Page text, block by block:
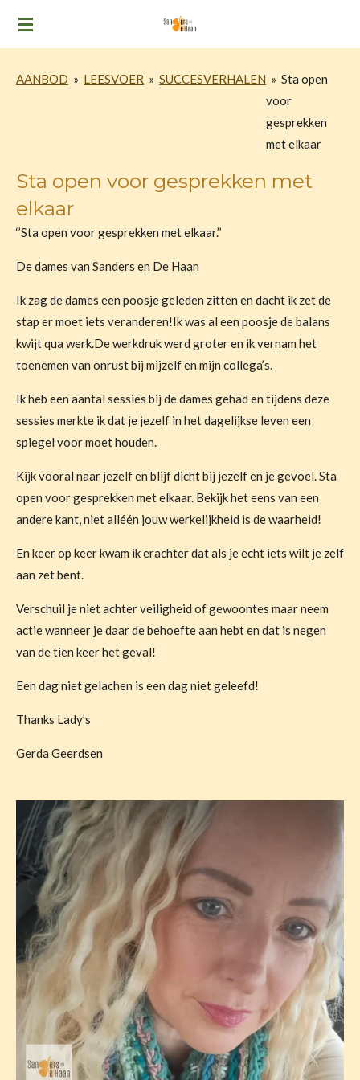
Ga
deAANBOD » LEESVOER » SUCCESVERHALEN » Sta open
voor
gesprekken
met elkaar
Sta open voor gesprekken met
elkaar
‘’Sta open voor gesprekken met elkaar.’’
Dedames van Sanders en De Haan
Ik zag de dames een poosje geleden zitten en dacht ik zet de
stap er moet iets veranderen!Ik was al een poosje de balans
kwijt qua werk.De werkdruk werd groter en ik vernam het
toenemen van onrust bij mijzelf en mijn collega’s.
Ik heb een aantal sessies bij de dames gehad en tijdens deze
sessies merkte ik dat je jezelf in het dagelijkse leven een
spiegel voor moet houden.
Kijk vooral naar jezelf en blijf dicht bij jezelf en je gevoel. Sta
open voor gesprekken met elkaar. Bekijk het eens van een
andere kant, niet alléén jouw werkelijkheid is de waarheid!
En keer op keer kwam ik erachter dat als je echt iets wilt je zelf
aan zet bent.
Verschuil je niet achter veiligheid of gewoontes maar neem
actie wanneer je daar de behoefte aan hebt en dat is negen
van de tien keer het geval!
Een dag niet gelachen is een dag niet geleefd!
Thanks Lady’s
Gerda Geerdsen